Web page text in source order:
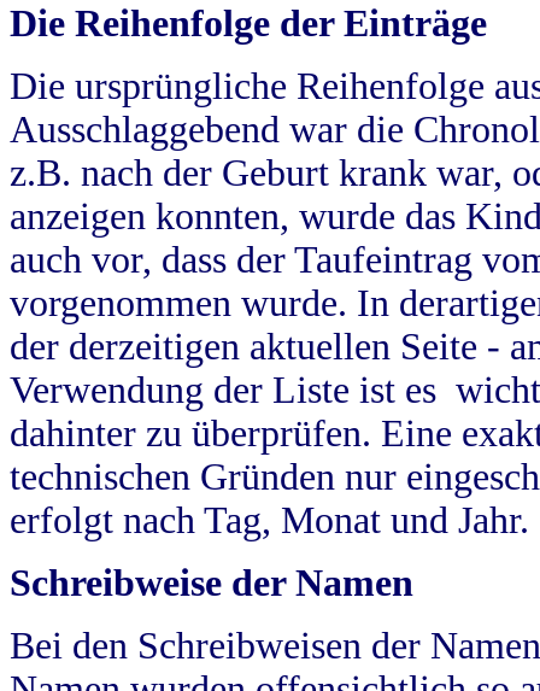
Die Reihenfolge der Einträge
Die ursprüngliche Reihenfolge
Ausschlaggebend war die
z.B. nach der Geburt krank war,
anzeigen konnten, wurde das
auch vor, dass der Taufeintrag
vorgenommen wurde. In
der derzeitigen aktuellen Seite -
Verwendung der Liste ist es
dahinter zu überprüfen. Eine
technischen Gründen nur
erfolgt nach Tag, Monat und Jahr.
Schreibweise der Namen
Bei den Schreibweisen der